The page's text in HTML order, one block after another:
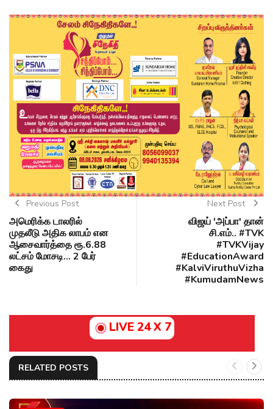
Previous Post
அமெரிக்க டாலரில்
முதலீடு அதிக லாபம் என
ஆசைவார்த்தை ரூ.6.88
லட்சம் மோசடி... 2 பேர்
கைது
Next Post
விஜய் 'அப்பா' தான்
சி.எம்.. #TVK
#TVKVijay
#EducationAward
#KalviViruthuVizha
#KumudamNews
LIVE 24 X 7
RELATED POSTS